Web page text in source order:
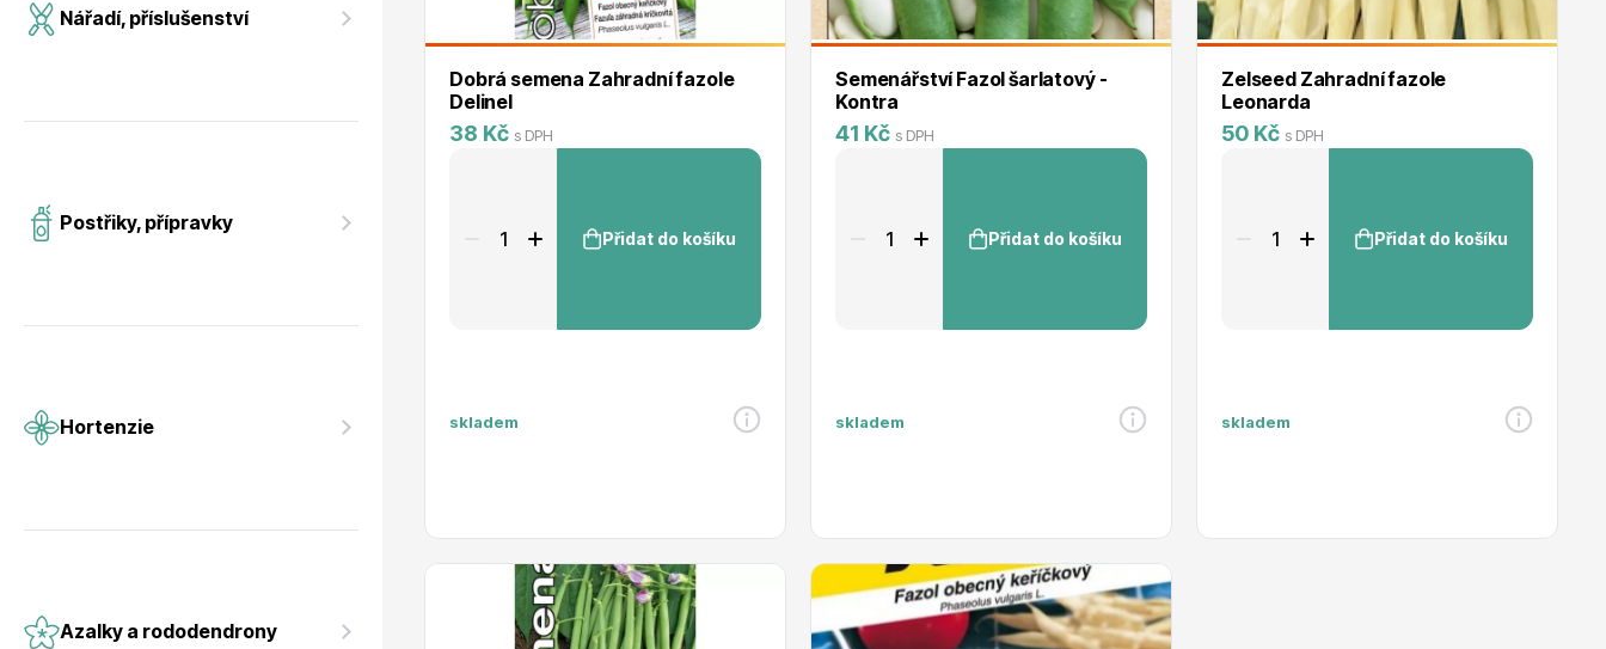
Dobrá semena Zahradní fazole
Delinel
38 Kč s DPH
Přidat do košíku
skladem
Semenářství Fazol šarlatový -
Kontra
41 Kč s DPH
Přidat do košíku
skladem
Zelseed Zahradní fazole
Leonarda
50 Kč s DPH
Přidat do košíku
skladem
Nářadí, příslušenství
Postřiky, přípravky
Hortenzie
Azalky a rododendrony